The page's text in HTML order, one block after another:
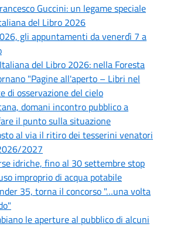
Guccini: un legame speciale
del Libro 2026
gli appuntamenti da venerdì 7 a
del Libro 2026: nella Foresta
"Pagine all'aperto – Libri nel
di osservazione del cielo
domani incontro pubblico a
il punto sulla situazione
al via il ritiro dei tesserini venatori
2027
idriche, fino al 30 settembre stop
improprio di acqua potabile
35, torna il concorso "…una volta
le aperture al pubblico di alcuni